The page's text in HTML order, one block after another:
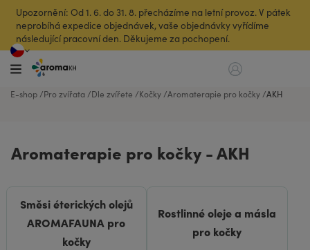
Upozornění: Od 1. 6. do 31. 8. přecházíme na letní provoz. V pátek
neprobíhá expedice objednávek, vaše objednávky vyřídíme
následující pracovní den. Děkujeme za pochopení.
E-shop Pro zvířata Dle zvířete Kočky Aromaterapie pro kočky AKH
Aromaterapie pro kočky - AKH
Směsi éterických olejů
AROMAFAUNA pro
kočky
Rostlinné oleje a másla
pro kočky